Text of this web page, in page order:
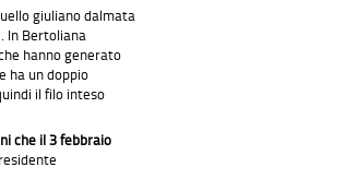
giuliano dalmata
In Bertoliana
hanno generato
ha un doppio
il filo inteso
che il 3 febbraio